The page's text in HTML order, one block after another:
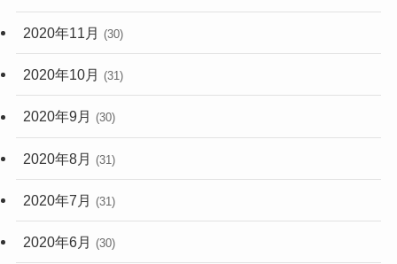
2020年11月 (30)
2020年10月 (31)
2020年9月 (30)
2020年8月 (31)
2020年7月 (31)
2020年6月 (30)